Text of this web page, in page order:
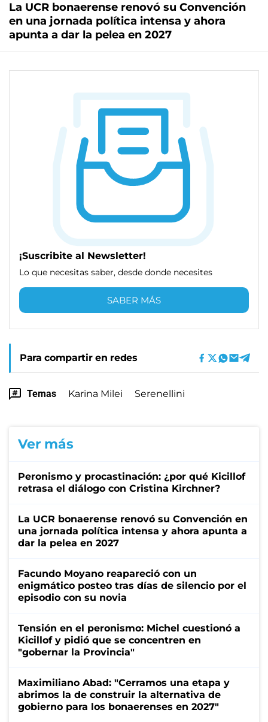
La UCR bonaerense renovó su Convención
en una jornada política intensa y ahora
apunta a dar la pelea en 2027
¡Suscribite al Newsletter!
Lo que necesitas saber, desde donde necesites
SABER MÁS
Para compartir en redes
Temas Karina Milei Serenellini
Ver más
Peronismo y procastinación: ¿por qué Kicillof
retrasa el diálogo con Cristina Kirchner?
La UCR bonaerense renovó su Convención en
una jornada política intensa y ahora apunta a
dar la pelea en 2027
Facundo Moyano reapareció con un
enigmático posteo tras días de silencio por el
episodio con su novia
Tensión en el peronismo: Michel cuestionó a
Kicillof y pidió que se concentren en
"gobernar la Provincia"
Maximiliano Abad: "Cerramos una etapa y
abrimos la de construir la alternativa de
gobierno para los bonaerenses en 2027"